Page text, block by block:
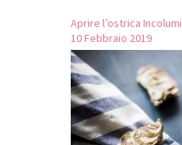
Aprire l’ostrica Incolumi
10 Febbraio 2019